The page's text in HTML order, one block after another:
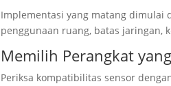
Implementasi yang matang dimulai
penggunaan ruang, batas jaringan,
Memilih Perangkat
Periksa kompatibilitas sensor